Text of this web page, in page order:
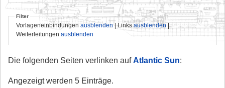
Filter
Vorlageneinbindungen ausblenden| Linksausblenden|
Weiterleitungen ausblenden
Die folgenden Seiten verlinken aufAtlantic Sun:
Angezeigt werden 5 Einträge.